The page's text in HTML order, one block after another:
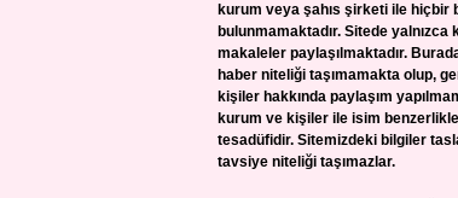
kurum veya şahıs şirketi ile hiçbir
bulunmamaktadır. Sitede yalnızca
makaleler paylaşılmaktadır.
haber niteliği taşımamakta olup,
kişiler hakkında paylaşım
kurum ve kişiler ile isim
tesadüfidir. Sitemizdeki bilgiler
tavsiye niteliği taşımazlar.